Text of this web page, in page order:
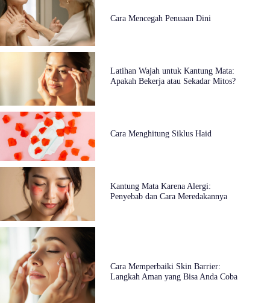
Cara Mencegah Penuaan Dini
Latihan Wajah untuk Kantung Mata:
Apakah Bekerja atau Sekadar Mitos?
Cara Menghitung Siklus Haid
Kantung Mata Karena Alergi:
Penyebab dan Cara Meredakannya
Cara Memperbaiki Skin Barrier:
Langkah Aman yang Bisa Anda Coba